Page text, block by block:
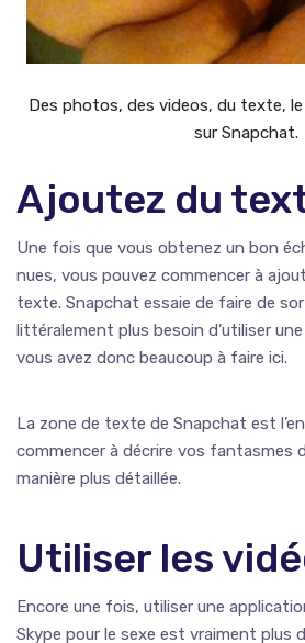
Des photos, des videos, du texte,
sur Snapchat.
Ajoutez du
Une fois que vous obtenez un bon
nues, vous pouvez commencer à
texte. Snapchat essaie de faire de
littéralement plus besoin d’utiliser
vous avez donc beaucoup à faire ici.
La zone de texte de Snapchat est
commencer à décrire vos fantasmes
manière plus détaillée.
Utiliser les
Encore une fois, utiliser une
Skype pour le sexe est vraiment plus